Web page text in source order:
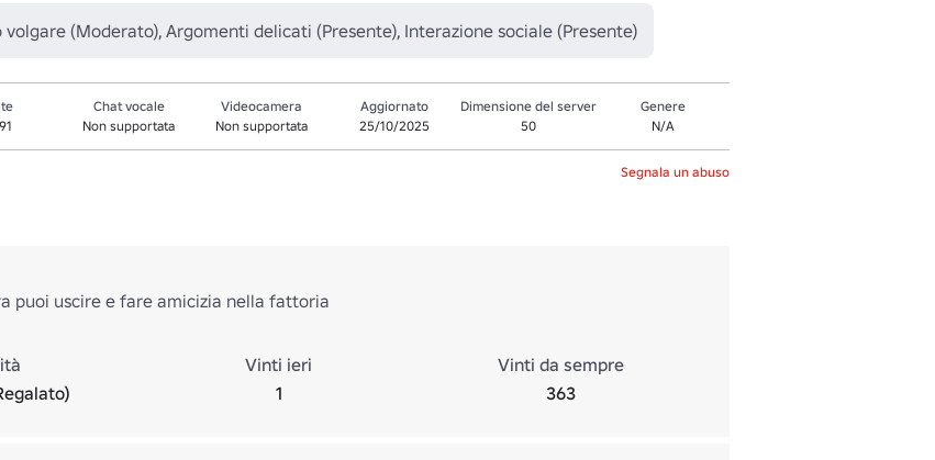
volgare (Moderato), Argomenti delicati (Presente), Interazione sociale (Presente)
Chat vocale
Non supportata
Videocamera
Non supportata
Aggiornato
25/10/2025
Dimensione del server
50
Genere
N/A
Segnala un abuso
puoi uscire e fare amicizia nella fattoria
Vinti ieri
1
Vinti da sempre
363